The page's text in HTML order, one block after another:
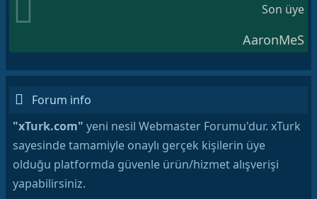
Son üye
AaronMeS
Forum info
"xTurk.com" yeni nesil Webmaster Forumu'dur. xTurk
sayesinde tamamiyle onaylı gerçek kişilerin üye
olduğu platformda güvenle ürün/hizmet alışverişi
yapabilirsiniz.